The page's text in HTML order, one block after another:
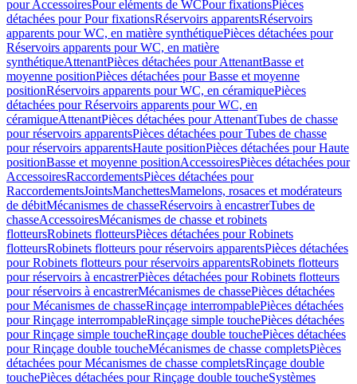
pour AccessoiresPour eléments de WCPour fixationsPièces
détachées pour Pour fixationsRéservoirs apparentsRéservoirs
apparents pour WC, en matière synthétiquePièces détachées pour
Réservoirs apparents pour WC, en matière
synthétiqueAttenantPièces détachées pour AttenantBasse et
moyenne positionPièces détachées pour Basse et moyenne
positionRéservoirs apparents pour WC, en céramiquePièces
détachées pour Réservoirs apparents pour WC, en
céramiqueAttenantPièces détachées pour AttenantTubes de chasse
pour réservoirs apparentsPièces détachées pour Tubes de chasse
pour réservoirs apparentsHaute positionPièces détachées pour Haute
positionBasse et moyenne positionAccessoiresPièces détachées pour
AccessoiresRaccordementsPièces détachées pour
RaccordementsJointsManchettesMamelons, rosaces et modérateurs
de débitMécanismes de chasseRéservoirs à encastrerTubes de
chasseAccessoiresMécanismes de chasse et robinets
flotteursRobinets flotteursPièces détachées pour Robinets
flotteursRobinets flotteurs pour réservoirs apparentsPièces détachées
pour Robinets flotteurs pour réservoirs apparentsRobinets flotteurs
pour réservoirs à encastrerPièces détachées pour Robinets flotteurs
pour réservoirs à encastrerMécanismes de chassePièces détachées
pour Mécanismes de chasseRinçage interrompablePièces détachées
pour Rinçage interrompableRinçage simple touchePièces détachées
pour Rinçage simple toucheRinçage double touchePièces détachées
pour Rinçage double toucheMécanismes de chasse completsPièces
détachées pour Mécanismes de chasse completsRinçage double
touchePièces détachées pour Rinçage double toucheSystèmes